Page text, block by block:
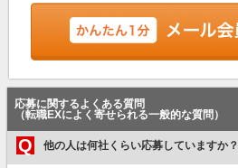
応募に関するよくある質問
（転職EXによく寄せられる一般的な質問）
Q 他の人は何社くらい応募していますか？